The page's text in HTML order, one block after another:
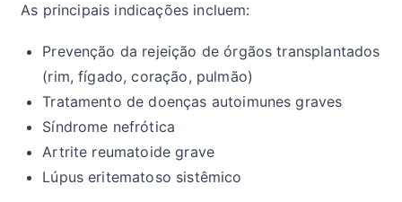
As principais indicações incluem:
Prevenção da rejeição de órgãos transplantados
(rim, fígado, coração, pulmão)
Tratamento de doenças autoimunes graves
Síndrome nefrótica
Artrite reumatoide grave
Lúpus eritematoso sistêmico